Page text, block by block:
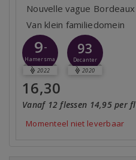
Nouvelle vague Bordeaux
Van klein familiedomein
9-
Hamersma
2022
93
Decanter
2020
16,30
Vanaf 12 flessen 14,95 per
Momenteel niet leverbaar